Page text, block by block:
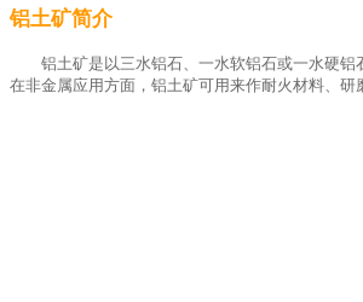
铝土矿简介
铝土矿是以三水铝石、一水软铝石或一水硬
在非金属应用方面，铝土矿可用来作耐火材料、研